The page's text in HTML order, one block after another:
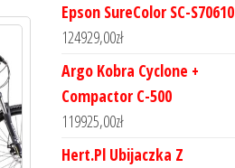
Epson SureColor SC-S70610
124929,00zł
Argo Kobra Cyclone +
Compactor C-500
119925,00zł
Hert.Pl Ubijaczka Z